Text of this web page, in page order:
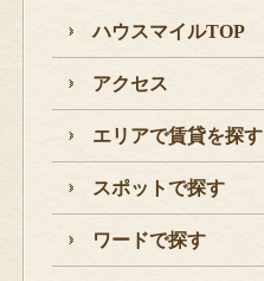
ハウスマイルTOP
アクセス
エリアで賃貸を探す
スポットで探す
ワードで探す